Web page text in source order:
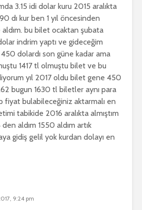
3.15 idi dolar kuru 2015 aralıkta
dı kur ben 1 yıl öncesinden
bu bilet ocaktan şubata
indrim yaptı ve gideceğim
dolardı son güne kadar ama
1417 tl olmuştu bilet ve bu
yıl 2017 oldu bilet gene 450
bugun 1630 tl biletler aynı para
fiyat bulabileceğiniz aktarmalı en
tabikide 2016 aralıkta almıştım
aldım 1550 aldım artık
gidiş gelil yok kurdan dolayı en
9:24 pm